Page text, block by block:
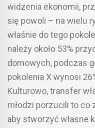
widzenia ekonomii,
się powoli – na wielu
właśnie do tego
należy około 53%
domowych, podczas
pokolenia X wynosi
Kulturowo, transfer
młodzi porzucili to co
aby stworzyć własne